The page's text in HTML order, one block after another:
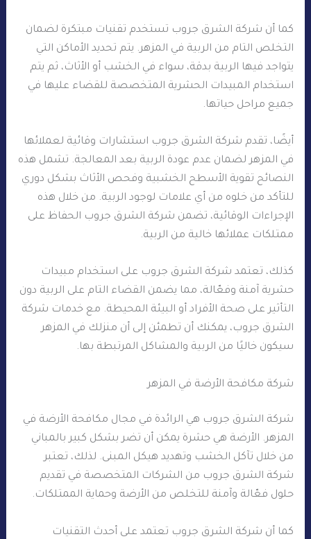
كما أن شركة الشرق جروب تستخدم تقنيات مبتكرة لضمان
التخلص التام من الربية في المزهر. يتم تحديد الأماكن التي
يتواجد فيها الربية بدقة، سواء في الخشب أو الأثاث، ثم يتم
استخدام المبيدات الحشرية المتخصصة للقضاء عليها في
جميع مراحل حياتها.
أيضًا، تقدم شركة الشرق جروب استشارات وقائية لعملائها
في المزهر لضمان عدم عودة الربية بعد المعالجة. تشمل هذه
النصائح تقوية الأسطح الخشبية وفحص الأثاث بشكل دوري
للتأكد من خلوه من أي علامات لوجود الربية. من خلال هذه
الإجراءات الوقائية، تضمن شركة الشرق جروب الحفاظ على
ممتلكات عملائها خالية من الربية.
كذلك، تعتمد شركة الشرق جروب على استخدام مبيدات
حشرية آمنة وفعّالة، مما يضمن القضاء التام على الربية دون
التأثير على صحة الأفراد أو البيئة المحيطة. مع خدمات شركة
الشرق جروب، يمكنك أن تطمئن إلى أن منزلك في المزهر
سيكون خاليًا من الربية والمشاكل المرتبطة بها.
شركة مكافحة الأرضة في المزهر
شركة الشرق جروب هي الرائدة في مجال مكافحة الأرضة في
المزهر. الأرضة هي حشرة يمكن أن تضر بشكل كبير بالمباني
من خلال تآكل الخشب وتهديد هيكل المبنى. لذلك، تعتبر
شركة الشرق جروب من الشركات المتخصصة في تقديم
حلول فعّالة وآمنة للتخلص من الأرضة وحماية الممتلكات.
كما أن شركة الشرق جروب تعتمد على أحدث التقنيات